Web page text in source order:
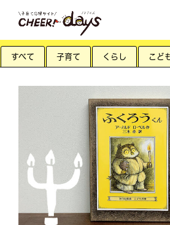
すべて 子育て くらし こど